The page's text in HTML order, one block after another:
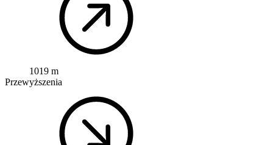
1019 m
Przewyższenia